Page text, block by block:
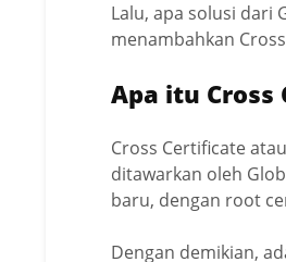
Lalu, apa solusi dari
menambahkan
Apa itu
Cross Certificate
ditawarkan oleh
baru, dengan root
Dengan demikian,